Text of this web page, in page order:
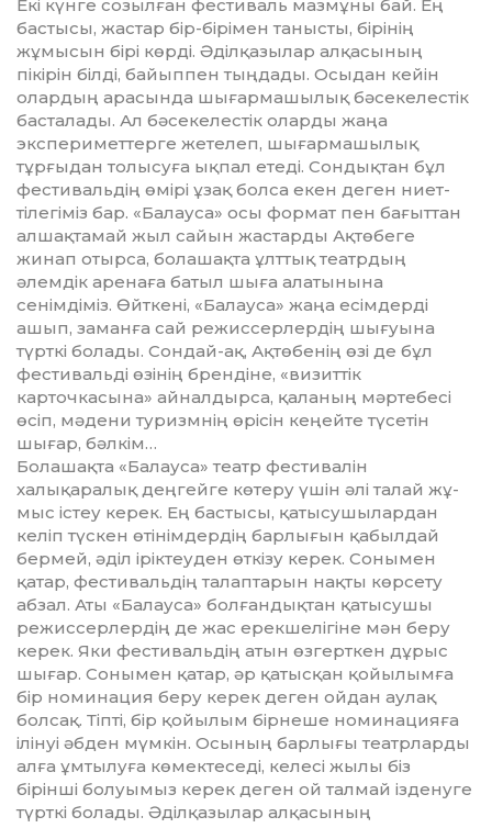
Екі күнге созылған фестиваль мазмұны бай. Ең
бастысы, жастар бір-бірімен танысты, бірі­нің
жұмысын бірі көрді. Әділқа­зылар алқасының
пікірін білді, байыппен тыңдады. Осыдан ке­йін
олардың арасында шығар­ма­шылық бәсекелестік
басталады. Ал бәсекелестік оларды жаңа
экспериметтерге жетелеп, шы­ғар­­машылық
тұрғыдан толысу­ға ық­пал етеді. Сондықтан бұл
фестивальдің өмірі ұзақ болса екен деген ниет-
тілегіміз бар. «Ба­лауса» осы формат пен бағыт­тан
алшақтамай жыл сайын жас­тарды Ақтөбеге
жинап отырса, болашақта ұлттық театрдың
әлемдік аренаға батыл шыға алатынына
сенімдіміз. Өйткені, «Балауса» жаңа есімдерді
ашып, заманға сай режиссерлердің шығуына
түрткі болады. Сондай-ақ, Ақтөбенің өзі де бұл
фес­ти­вальді өзінің брендіне, «визиттік
карточкасына» айналдырса, қаланың мәртебесі
өсіп, мәдени туризмнің өрісін кеңейте түсетін
шығар, бәлкім…
Болашақта «Балауса» театр фестивалін
халықаралық дең­гей­ге көтеру үшін әлі талай жұ­
мыс істеу керек. Ең бастысы, қа­тысу­шылардан
келіп түскен өтінімдердің барлығын қабылдай
бермей, әділ іріктеуден өткізу керек. Сонымен
қатар, фести­ва­ль­дің талаптарын нақты көрсету
абзал. Аты «Балауса» болған­дық­тан қатысушы
режиссерлердің де жас ерекшелігіне мән беру
керек. Яки фестивальдің атын өзгерткен дұрыс
шығар. Сонымен қатар, әр қатысқан қойылымға
бір номинация беру керек деген ойдан аулақ
болсақ. Тіпті, бір қойылым бірнеше номинацияға
ілінуі әбден мүмкін. Осының барлығы театрларды
алға ұмтылуға көмек­теседі, келесі жылы біз
бірінші болуымыз керек деген ой талмай ізденуге
түрткі болады. Әділқа­зылар алқасының